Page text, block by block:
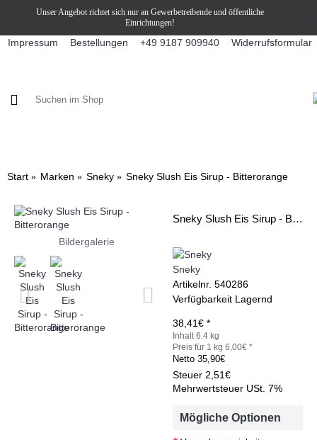
Unser Angebot richtet sich nur an Gewerbetreibende und öffentliche
Einrichtungen!
Impressum Bestellungen +49 9187 909940 Widerrufsformular
Start Marken Sneky Sneky Slush Eis Sirup - Bitterorange
Bildergalerie
Sneky Slush Eis Sirup - Bitterorange
Sneky
Artikelnr. 540286
Verfügbarkeit Lagernd
38,41€ *
Inhalt 6.4 kg
Preis für 1 kg 6,00€ *
Netto 35,90€
Steuer 2,51€
Mehrwertsteuer USt. 7%
Mögliche Optionen